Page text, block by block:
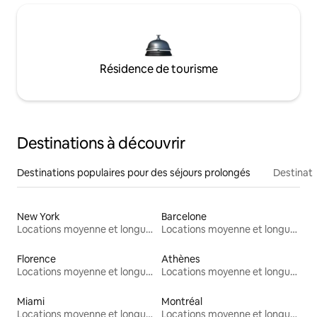
Résidence de tourisme
Destinations à découvrir
Destinations populaires pour des séjours prolongés
New York
Locations moyenne et longue durée
Barcelone
Locations moyenne et longue durée
Florence
Locations moyenne et longue durée
Athènes
Locations moyenne et longue durée
Miami
Locations moyenne et longue durée
Montréal
Locations moyenne et longue durée